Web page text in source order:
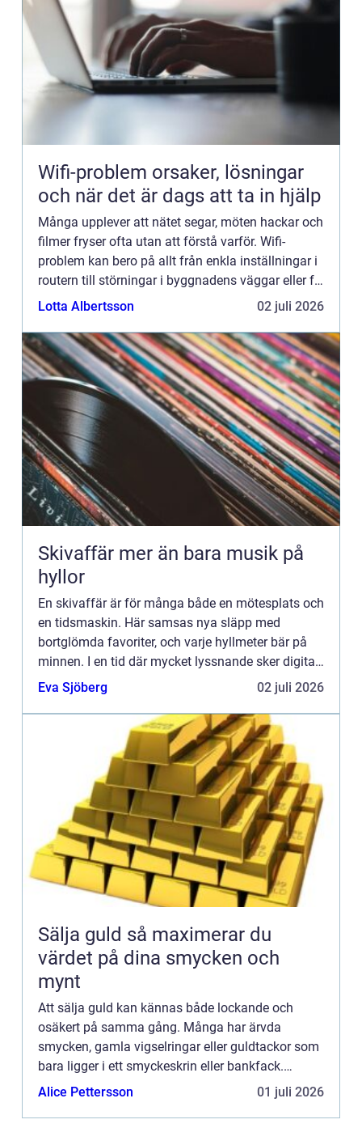
Wifi-problem orsaker, lösningar
och när det är dags att ta in hjälp
Många upplever att nätet segar, möten hackar och
filmer fryser ofta utan att förstå varför. Wifi-
problem kan bero på allt från enkla inställningar i
routern till störningar i byggnadens väggar eller fel
i operatörens utrustning. Genom att förstå de v...
Lotta Albertsson 02 juli 2026
Skivaffär mer än bara musik på
hyllor
En skivaffär är för många både en mötesplats och
en tidsmaskin. Här samsas nya släpp med
bortglömda favoriter, och varje hyllmeter bär på
minnen. I en tid där mycket lyssnande sker digitalt
fyller den fysiska skivbutiken fortfarande en viktig
Eva Sjöberg 02 juli 2026
Sälja guld så maximerar du
värdet på dina smycken och
mynt
Att sälja guld kan kännas både lockande och
osäkert på samma gång. Många har ärvda
smycken, gamla vigselringar eller guldtackor som
bara ligger i ett smyckeskrin eller bankfack.
Frågan blir då: när lönar det sig att sälja, hur går
Alice Pettersson 01 juli 2026